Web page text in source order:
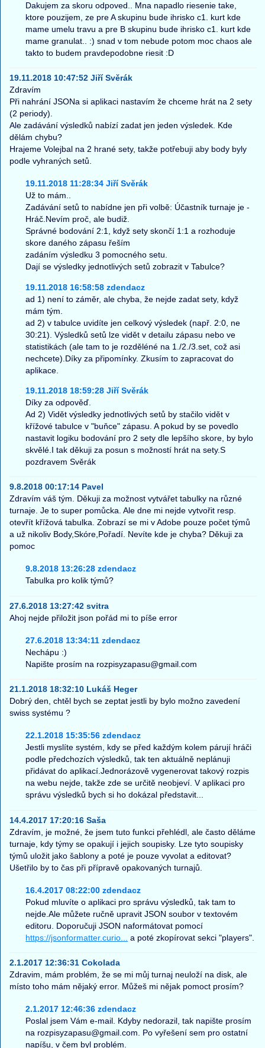
Dakujem za skoru odpoved.. Mna napadlo riesenie take,
ktore pouzijem, ze pre A skupinu bude ihrisko c1. kurt kde
mame umelu travu a pre B skupinu bude ihrisko c1. kurt kde
mame granulat.. :) snad v tom nebude potom moc chaos ale
takto to budem pravdepodobne riesit :D
19.11.2018 10:47:52 Jiří Svěrák
Zdravím
Při nahrání JSONa si aplikaci nastavím že chceme hrát na 2 sety
(2 periody).
Ale zadávání výsledků nabízí zadat jen jeden výsledek. Kde
dělám chybu?
Hrajeme Volejbal na 2 hrané sety, takže potřebuji aby body byly
podle vyhraných setů.
19.11.2018 11:28:34 Jiří Svěrák
Už to mám..
Zadávání setů to nabídne jen při volbě: Účastník turnaje je -
Hráč.Nevím proč, ale budiž.
Správné bodování 2:1, když sety skončí 1:1 a rozhoduje
skore daného zápasu řeším
zadáním výsledku 3 pomocného setu.
Dají se výsledky jednotlivých setů zobrazit v Tabulce?
19.11.2018 16:58:58 zdendacz
ad 1) není to záměr, ale chyba, že nejde zadat sety, když
mám tým.
ad 2) v tabulce uvidíte jen celkový výsledek (např. 2:0, ne
30:21). Výsledků setů lze vidět v detailu zápasu nebo ve
statistikách (ale tam to je rozděléné na 1./2./3.set, což asi
nechcete).Díky za připomínky. Zkusím to zapracovat do
aplikace.
19.11.2018 18:59:28 Jiří Svěrák
Díky za odpověď.
Ad 2) Vidět výsledky jednotlivých setů by stačilo vidět v
křížové tabulce v "buňce" zápasu. A pokud by se povedlo
nastavit logiku bodování pro 2 sety dle lepšího skore, by bylo
skvělé.I tak děkuji za posun s možností hrát na sety.S
pozdravem Svěrák
9.8.2018 00:17:14 Pavel
Zdravím váš tým. Děkuji za možnost vytvářet tabulky na různé
turnaje. Je to super pomůcka. Ale dne mi nejde vytvořit resp.
otevřít křížová tabulka. Zobrazí se mi v Adobe pouze počet týmů
a už nikoliv Body,Skóre,Pořadí. Nevíte kde je chyba? Děkuji za
pomoc
9.8.2018 13:26:28 zdendacz
Tabulka pro kolik týmů?
27.6.2018 13:27:42 svitra
Ahoj nejde přiložit json pořád mi to píše error
27.6.2018 13:34:11 zdendacz
Nechápu :)
Napište prosím na rozpisyzapasu@gmail.com
21.1.2018 18:32:10 Lukáš Heger
Dobrý den, chtěl bych se zeptat jestli by bylo možno zavedení
swiss systému ?
22.1.2018 15:35:56 zdendacz
Jestli myslíte systém, kdy se před každým kolem párují hráči
podle předchozích výsledků, tak ten aktuálně neplánuji
přidávat do aplikací.Jednorázově vygenerovat takový rozpis
na webu nejde, takže zde se určitě neobjeví. V aplikaci pro
správu výsledků bych si ho dokázal představit...
14.4.2017 17:20:16 Saša
Zdravím, je možné, že jsem tuto funkci přehlédl, ale často děláme
turnaje, kdy týmy se opakují i jejich soupisky. Lze tyto soupisky
týmů uložit jako šablony a poté je pouze vyvolat a editovat?
Ušetřilo by to čas při přípravě opakovaných turnajů.
16.4.2017 08:22:00 zdendacz
Pokud mluvíte o aplikaci pro správu výsledků, tak tam to
nejde.Ale můžete ručně upravit JSON soubor v textovém
editoru. Doporučuji JSON naformátovat pomocí
https://jsonformatter.curio...
a poté zkopírovat sekci "players".
2.1.2017 12:36:31 Cokolada
Zdravim, mám problém, že se mi můj turnaj neuloží na disk, ale
místo toho mám nějaký error. Můžeš mi nějak pomoct prosím?
2.1.2017 12:46:36 zdendacz
Poslal jsem Vám e-mail. Kdyby nedorazil, tak napište prosím
na rozpisyzapasu@gmail.com. Po vyřešení sem pro ostatní
napíšu, v čem byl problém.